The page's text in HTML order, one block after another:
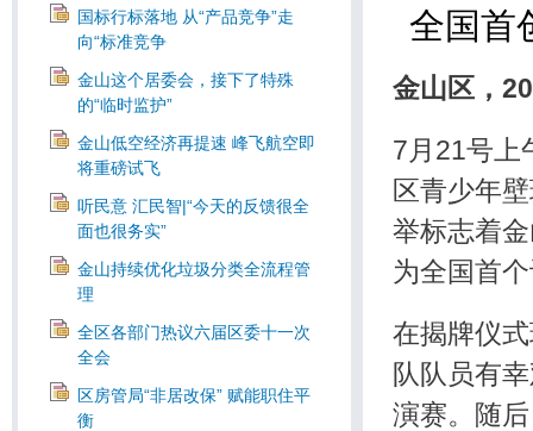
国标行标落地 从“产品竞争”走
向“标准竞争
金山这个居委会，接下了特殊
的“临时监护”
金山低空经济再提速 峰飞航空即
将重磅试飞
听民意 汇民智|“今天的反馈很全
面也很务实”
金山持续优化垃圾分类全流程管
理
全区各部门热议六届区委十一次
全会
区房管局“非居改保” 赋能职住平
衡
全国首
金山区，
7月21号上
区青少年
举标志着
为全国首
在揭牌仪
队队员有
演赛。随